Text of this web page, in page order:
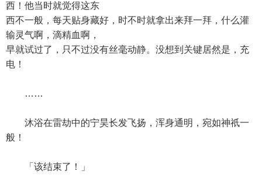
西！他当时就觉得这东
西不一般，每天贴身藏好，时不时就拿出来拜一拜，什么灌
输灵气啊，滴精血啊，
早就试过了，只不过没有丝毫动静。没想到关键居然是，充
电！
……
沐浴在雷劫中的宁昊长发飞扬，浑身通明，宛如神祇一
般！
「该结束了！」